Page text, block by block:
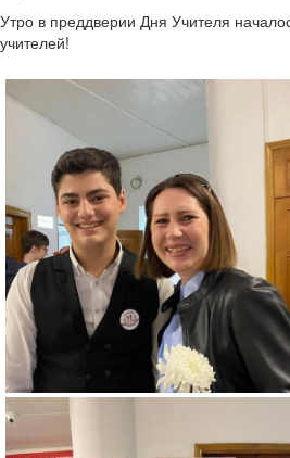
Утро в преддверии Дня Учителя
учителей!